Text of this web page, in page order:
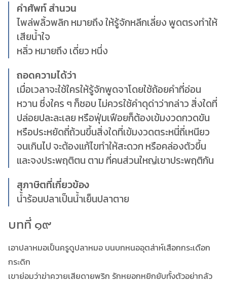
คำศัพท์ สำนวน
ไพล่พลิ้วพลิก หมายถึง ให้รู้จักหลีกเลี่ยง พูดตรงทำให้
เสียน้ำใจ
หลิ่ว หมายถึง เดี่ยว หนึ่ง
ถอดความได้ว่า
เมื่อเวลาจะใช้ใครให้รู้จักพูดจาโดยใช้ถ้อยคำที่อ่อน
หวาน ซึ่งใคร ๆ ก็ชอบ ไม่ควรใช้คำดุด่าว่ากล่าว สิ่งใดที่
ปล่อยปละละเลย หรือฟุ่มเฟือยก็ต้องเข้มงวดกวดขัน
หรือประหยัดถี่ถ้วนขึ้นสิ่งใดที่เข้มงวดตระหนี่ถี่เหนียว
จนเกินไป จะต้องแก้ไขทำให้สะดวก หรือคล่องตัวขึ้น
และจงประพฤติตน ตาม ที่คนส่วนใหญ่เขาประพฤติกัน
สุภาษิตที่เกี่ยวข้อง
น้ำร้อนปลาเป็นน้ำเย็นปลาตาย
บทที่ ๑๙
เอาปลาหมอเป็นครูดูปลาหมอ บนบกหนออุตส่าห์เสือกกระเดือก
กระดิก
เขาย่อมว่าฆ่าควายเสียดายพริก รักหยอกหยิกยับทั้งตัวอย่ากลัว